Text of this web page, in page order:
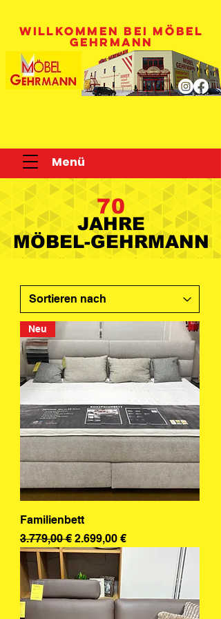
Menü
WILLKOMMEN BEI MÖBEL
GEHRMANN
70
JAHRE
MÖBEL-GEHRMANN
JAHRE
MÖBEL-GEHRMANN
Neu
Familienbett
Standardpreis
3.779,00 € Sale-Preis
2.699,00 €